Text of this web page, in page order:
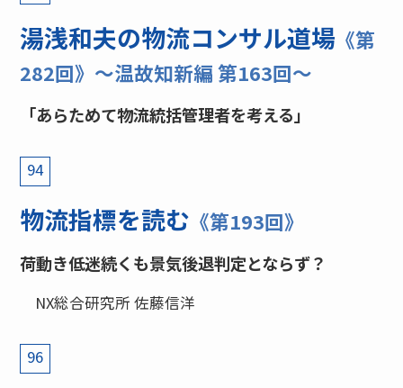
湯浅和夫の物流コンサル道場 《第
282回》〜温故知新編 第163回〜
「あらためて物流統括管理者を考える」
94
物流指標を読む 《第193回》
荷動き低迷続くも景気後退判定とならず？
NX総合研究所 佐藤信洋
96